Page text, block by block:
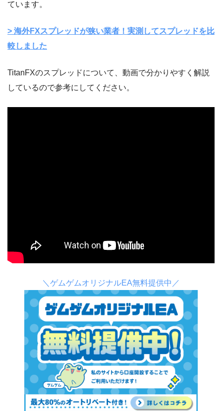
ています。
> 海外FXスプレッドが狭い業者！実測してスプレッドを比
較しました
TitanFXのスプレッドについて、動画で分かりやすく解説
しているので参考にしてください。
＼ゲムゲムオリジナルEA無料提供中／